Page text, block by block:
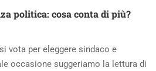
politica: cosa conta di più?
vota per eleggere sindaco e
occasione suggeriamo la lettura di